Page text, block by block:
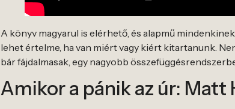
A könyv magyarul is elérhető, és alapmű
lehet értelme, ha van miért vagy kiért kitartanunk.
bár fájdalmasak, egy nagyobb
Amikor a pánik az úr: